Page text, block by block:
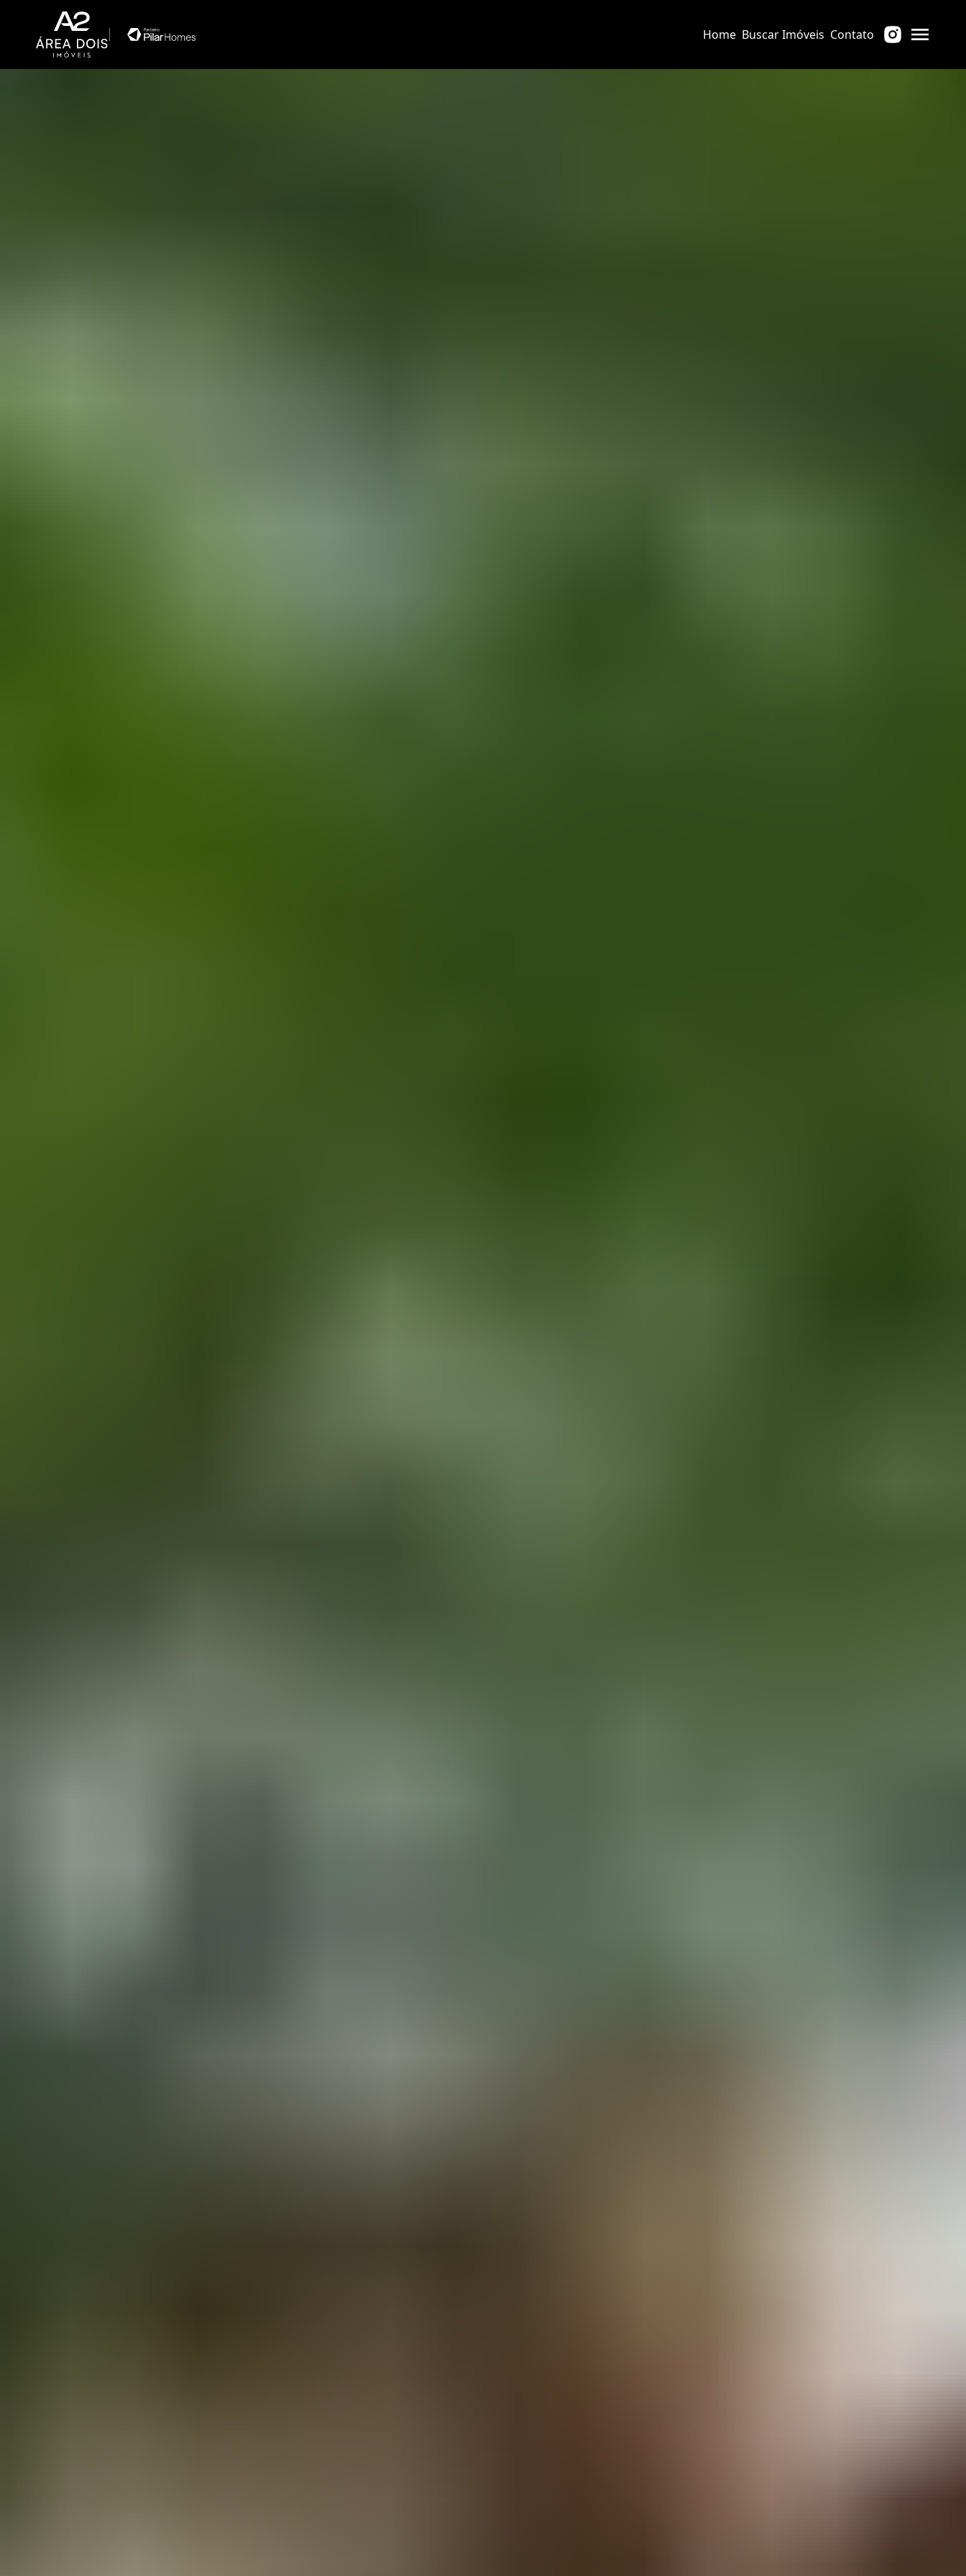
Home Buscar Imóveis Contato